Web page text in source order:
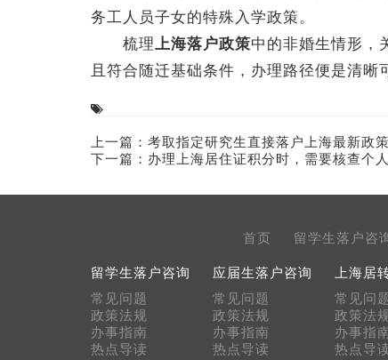
务工人员子女的特殊入学政策。
梳理上海落户政策中的非婚生情形，
且符合随迁基础条件，办理路径便是清晰
上一篇： 考取指定研究生直接落户上海最新政
下一篇： 办理上海居住证积分时，需要核查个
首页 留学生落户咨
留学生落户咨询
常见问题
政策法规
办事指南
热点导读
应届生落户咨询
常见问题
政策法规
办事指南
热点导读
上海居
常见问题
政策法
办事指
热点导